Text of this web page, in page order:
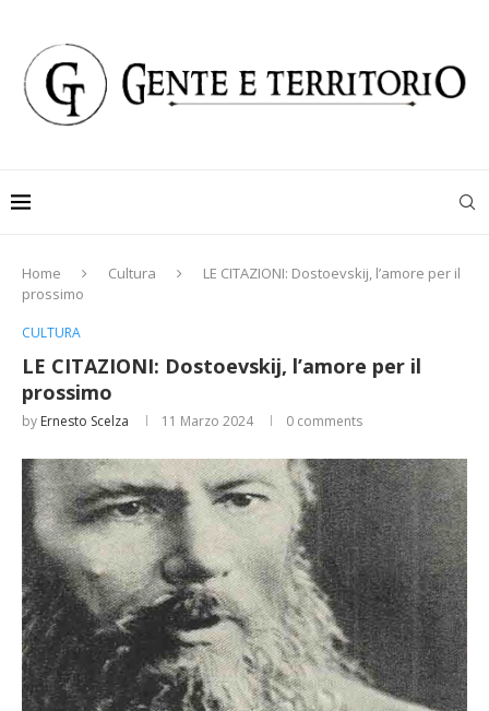
Home Cultura
LE CITAZIONI: Dostoevskij, l’amore per il
prossimo
CULTURA
LE CITAZIONI: Dostoevskij, l’amore per il
prossimo
by Ernesto Scelza 11 Marzo 2024 0 comments